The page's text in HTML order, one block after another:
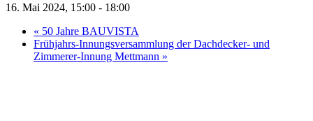
16. Mai 2024, 15:00 - 18:00
« 50 Jahre BAUVISTA
Frühjahrs-Innungsversammlung der Dachdecker- und
Zimmerer-Innung Mettmann »